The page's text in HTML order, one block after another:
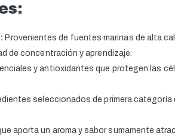
Provenientes de fuentes marinas de alta
de concentración y aprendizaje.
y antioxidantes que protegen las
seleccionados de primera
aporta un aroma y sabor sumamente